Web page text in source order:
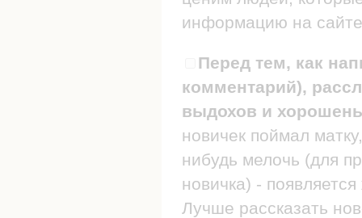
информацию на
Перед тем, как
комментарий),
выдохов и
новичек поймал
нибудь мелочь (для
новичка) -
Лучше рассказать